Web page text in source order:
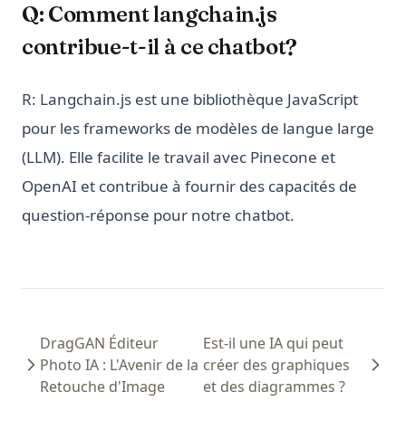
Q: Comment langchain.js
contribue-t-il à ce chatbot?
R: Langchain.js est une bibliothèque JavaScript
pour les frameworks de modèles de langue large
(LLM). Elle facilite le travail avec Pinecone et
OpenAI et contribue à fournir des capacités de
question-réponse pour notre chatbot.
DragGAN Éditeur
Photo IA : L'Avenir de la
Retouche d'Image
Est-il une IA qui peut
créer des graphiques
et des diagrammes ?